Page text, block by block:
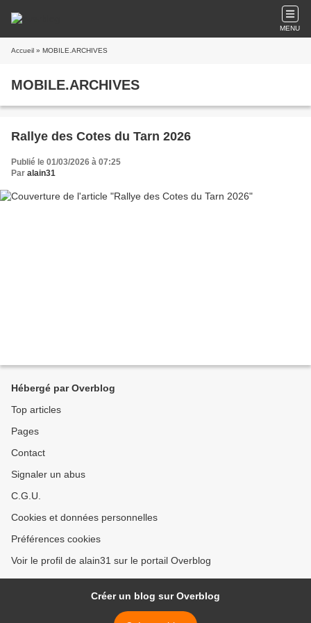
MENU
Accueil » MOBILE.ARCHIVES
MOBILE.ARCHIVES
Rallye des Cotes du Tarn 2026
Publié le 01/03/2026 à 07:25
Par alain31
Hébergé par Overblog
Top articles
Pages
Contact
Signaler un abus
C.G.U.
Cookies et données personnelles
Préférences cookies
Voir le profil de alain31 sur le portail Overblog
Créer un blog sur Overblog